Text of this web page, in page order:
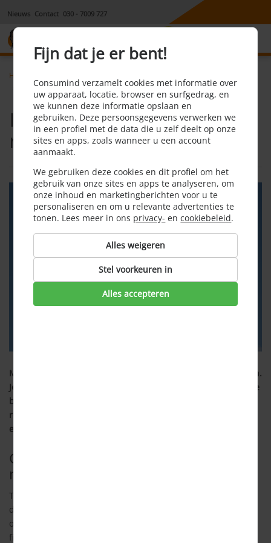
Nieuws Contact 030 - 7009 727
Home
Is je dataverbruik hoger met 5G dan met 4G?
Is je dataverbruik hoger
met 5G dan met 4G?
Met de komst van 5G is mobiel internet razendsnel geworden.
Je scrollt soepeler door sociale media, streamt films zonder te
bufferen en downloadt in een oogwenk bestanden. Maar
roept deze snelheid niet de vraag op: verbruik je door 5G
eigenlijk meer data dan op een 4G-netwerk?
Geen verschil in verbruik door het
netwerk zelf
Technisch gezien verbruikt 5G niet automatisch meer data
dan 4G. Het aantal MB’s dat je gebruikt, hangt af van wat je
op je telefoon doet – niet van het type netwerk. Of je nu een
filmpje kijkt, een foto opent of een e-mail verstuurt: de
Fijn dat je er bent!
Consumind verzamelt cookies met informatie over
uw apparaat, locatie, browser en surfgedrag, en
we kunnen deze informatie opslaan en
gebruiken. Deze persoonsgegevens verwerken we
in een profiel met de data die u zelf deelt op onze
sites en apps, zoals wanneer u een account
aanmaakt.
We gebruiken deze cookies en dit profiel om het
gebruik van onze sites en apps te analyseren, om
onze inhoud en marketingberichten voor u te
personaliseren en om u relevante advertenties te
tonen. Lees meer in ons privacy- encookiebeleid.
Alles weigeren
Stel voorkeuren in
Alles accepteren